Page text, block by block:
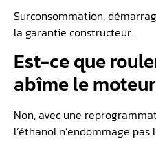
Surconsommation,
la garantie constructeur.
Est-ce que
abîme le
Non, avec une
l’éthanol n’endommage pas